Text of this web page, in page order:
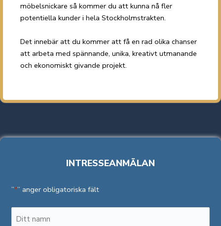
möbelsnickare så kommer du att kunna nå fler
potentiella kunder i hela Stockholmstrakten.
Det innebär att du kommer att få en rad olika chanser
att arbeta med spännande, unika, kreativt utmanande
och ekonomiskt givande projekt.
INTRESSEANMÄLAN
”*” anger obligatoriska fält